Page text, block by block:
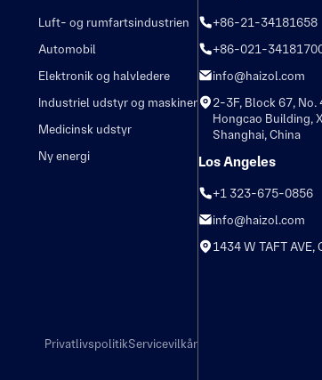
Luft- og rumfartsindustrien
Automobil
Elektronik og halvledere
Industriel udstyr og maskiner
Medicinsk udstyr
Ny energi
PrivatlivspolitikServicevilkår
+86-21-34181658
+86-021-
info@haizol.com
2-3F, Block 67, No.
Hongcao Building,
Shanghai, China
Los Angeles
+1 323-675-0856
info@haizol.com
1434 W TAFT AVE,